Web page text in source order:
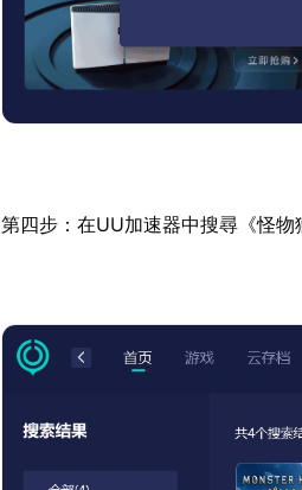
第四步：在UU加速器中搜尋《怪